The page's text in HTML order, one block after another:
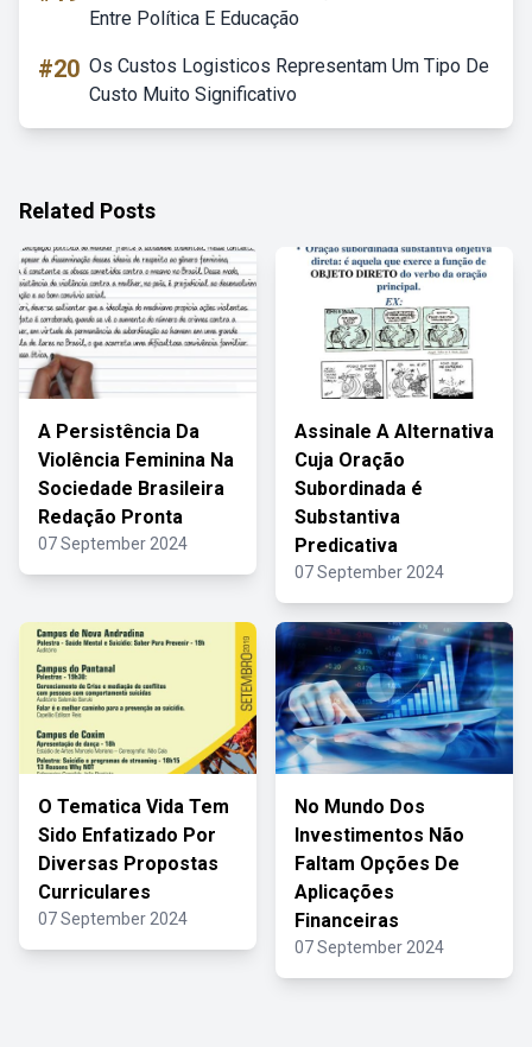
Entre Política E Educação
#20 Os Custos Logisticos Representam Um Tipo De
Custo Muito Significativo
Related Posts
A Persistência Da
Violência Feminina Na
Sociedade Brasileira
Redação Pronta
07 September 2024
Assinale A Alternativa
Cuja Oração
Subordinada é
Substantiva
Predicativa
07 September 2024
O Tematica Vida Tem
Sido Enfatizado Por
Diversas Propostas
Curriculares
07 September 2024
No Mundo Dos
Investimentos Não
Faltam Opções De
Aplicações
Financeiras
07 September 2024